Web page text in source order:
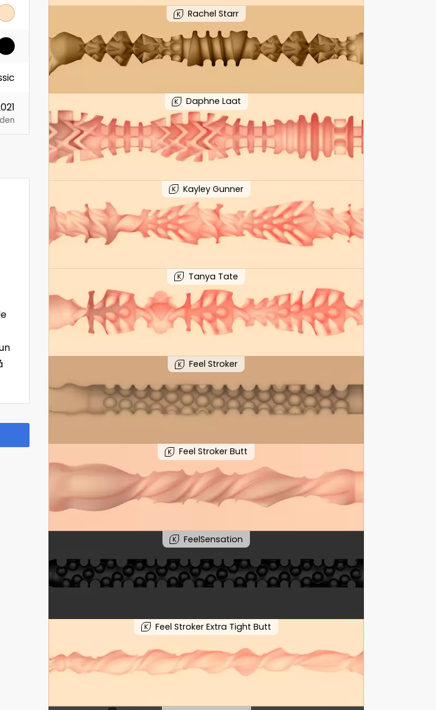
K Rachel Starr
K Daphne Laat
K Kayley Gunner
K Tanya Tate
K Feel Stroker
K Feel Stroker Butt
K FeelSensation
K Feel Stroker Extra Tight Butt